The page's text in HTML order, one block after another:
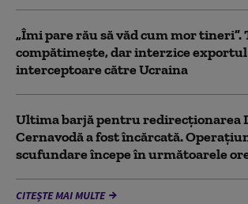
„Îmi pare rău să văd cum mor
compătimește, dar interzice exportul
interceptoare către Ucraina
Ultima barjă pentru redirecționarea
Cernavodă a fost încărcată.
scufundare începe în următoarele
CITEȘTE MAI MULTE